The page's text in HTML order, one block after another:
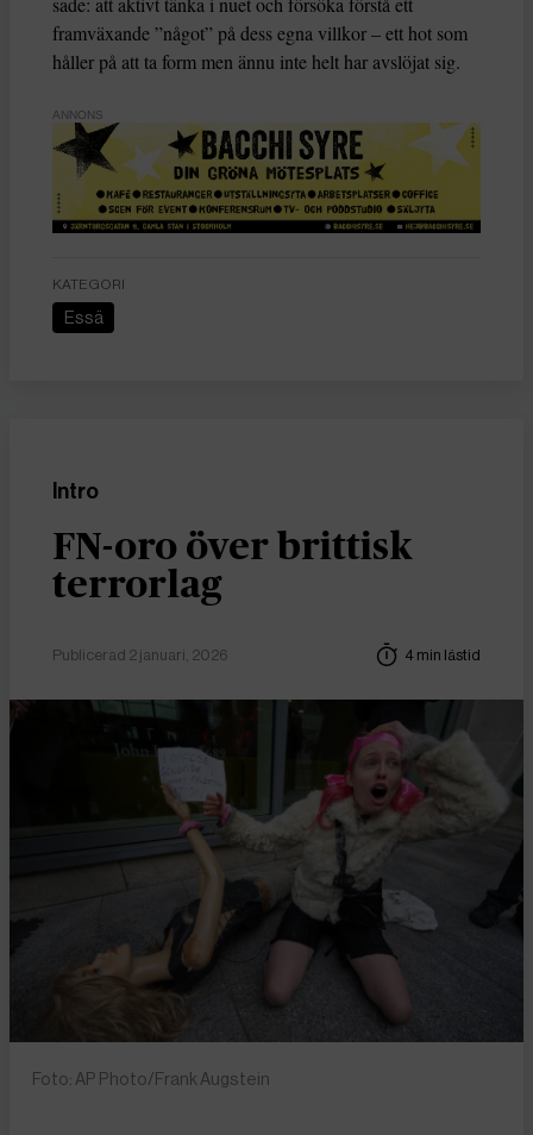
framväxande ”något” på dess egna villkor – ett hot som
håller på att ta form men ännu inte helt har avslöjat sig.
ANNONS
KATEGORI
Essä
Intro
FN-oro över brittisk
terrorlag
Publicerad 2 januari, 2026 4 min lästid
Foto: AP Photo/Frank Augstein